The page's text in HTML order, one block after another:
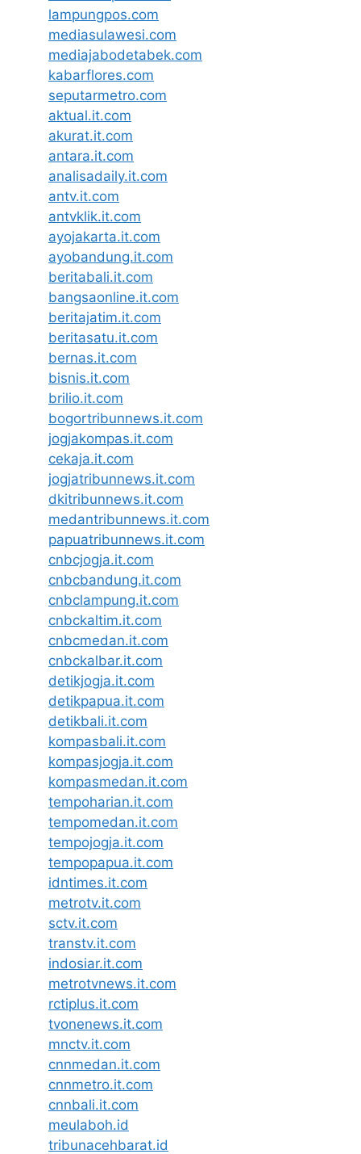
lampungpos.com
mediasulawesi.com
mediajabodetabek.com
kabarflores.com
seputarmetro.com
aktual.it.com
akurat.it.com
antara.it.com
analisadaily.it.com
antv.it.com
antvklik.it.com
ayojakarta.it.com
ayobandung.it.com
beritabali.it.com
bangsaonline.it.com
beritajatim.it.com
beritasatu.it.com
bernas.it.com
bisnis.it.com
brilio.it.com
bogortribunnews.it.com
jogjakompas.it.com
cekaja.it.com
jogjatribunnews.it.com
dkitribunnews.it.com
medantribunnews.it.com
papuatribunnews.it.com
cnbcjogja.it.com
cnbcbandung.it.com
cnbclampung.it.com
cnbckaltim.it.com
cnbcmedan.it.com
cnbckalbar.it.com
detikjogja.it.com
detikpapua.it.com
detikbali.it.com
kompasbali.it.com
kompasjogja.it.com
kompasmedan.it.com
tempoharian.it.com
tempomedan.it.com
tempojogja.it.com
tempopapua.it.com
idntimes.it.com
metrotv.it.com
sctv.it.com
transtv.it.com
indosiar.it.com
metrotvnews.it.com
rctiplus.it.com
tvonenews.it.com
mnctv.it.com
cnnmedan.it.com
cnnmetro.it.com
cnnbali.it.com
meulaboh.id
tribunacehbarat.id